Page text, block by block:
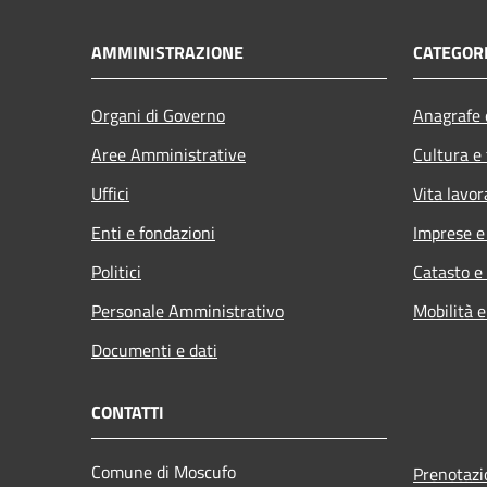
AMMINISTRAZIONE
Organi di Governo
Aree Amministrative
Uffici
Enti e fondazioni
Politici
Personale Amministrativo
Documenti e dati
Cultura
Vita
Imprese
Catasto
Mobilità
CONTATTI
Comune di Moscufo